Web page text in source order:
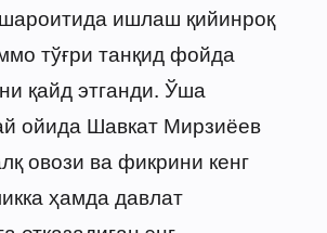
ишлаш қийинроқ
тўғри танқид фойда
қайд этганди. Ўша
ойида Шавкат Мирзиёев
овози ва фикрини кенг
ҳамда давлат